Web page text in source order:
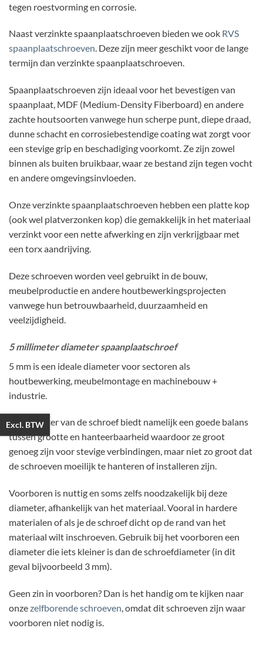
tegen roestvorming en corrosie.
Naast verzinkte spaanplaatschroeven bieden we ook RVS
spaanplaatschroeven. Deze zijn meer geschikt voor de lange
termijn dan verzinkte spaanplaatschroeven.
Spaanplaatschroeven zijn ideaal voor het bevestigen van
spaanplaat, MDF (Medium-Density Fiberboard) en andere
zachte houtsoorten vanwege hun scherpe punt, diepe draad,
dunne schacht en corrosiebestendige coating wat zorgt voor
een stevige grip en beschadiging voorkomt. Ze zijn zowel
binnen als buiten bruikbaar, waar ze bestand zijn tegen vocht
en andere omgevingsinvloeden.
Onze verzinkte spaanplaatschroeven hebben een platte kop
(ook wel platverzonken kop) die gemakkelijk in het materiaal
verzinkt voor een nette afwerking en zijn verkrijgbaar met
een torx aandrijving.
Deze schroeven worden veel gebruikt in de bouw,
meubelproductie en andere houtbewerkingsprojecten
vanwege hun betrouwbaarheid, duurzaamheid en
veelzijdigheid.
5 millimeter diameter spaanplaatschroef
5 mm is een ideale diameter voor sectoren als
houtbewerking, meubelmontage en machinebouw +
industrie.
De diameter van de schroef biedt namelijk een goede balans
tussen grootte en hanteerbaarheid waardoor ze groot
genoeg zijn voor stevige verbindingen, maar niet zo groot dat
de schroeven moeilijk te hanteren of installeren zijn.
Voorboren is nuttig en soms zelfs noodzakelijk bij deze
diameter, afhankelijk van het materiaal. Vooral in hardere
materialen of als je de schroef dicht op de rand van het
materiaal wilt inschroeven. Gebruik bij het voorboren een
diameter die iets kleiner is dan de schroefdiameter (in dit
geval bijvoorbeeld 3 mm).
Geen zin in voorboren? Dan is het handig om te kijken naar
onzezelfborende schroeven, omdat dit schroeven zijn waar
voorboren niet nodig is.
Excl. BTW